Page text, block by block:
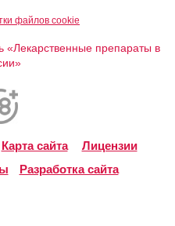
файлов cookie
«Лекарственные препараты в
Карта сайта
Лицензии
Разработка сайта